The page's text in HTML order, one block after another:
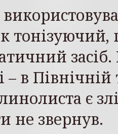
тонізуючий,
– в
є
не звернув.